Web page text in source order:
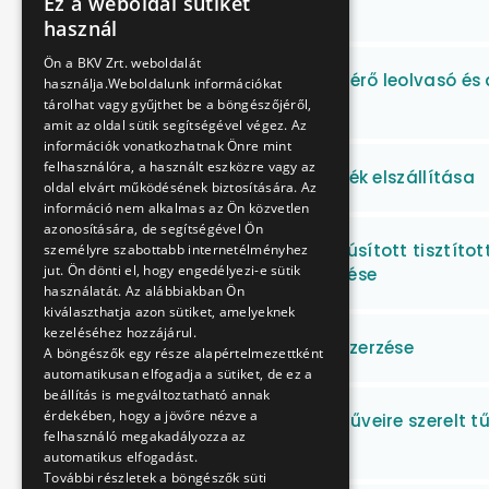
Ipari gázok beszerzése
Villamos fogyasztásmérő leolvasó és
beszerzése
Építési, bontási törmelék elszállítása
Ásványi anyagokkal dúsított
automaták üzemeltetése
Kerékpártengelyek beszerzése
É-D-i metróvonal járműveire szerelt
elemeinek javítása
használ
Ön a BKV Zrt. weboldalát
használja.Weboldalunk információkat
tárolhat vagy gyűjthet be a böngészőjéről,
amit az oldal sütik segítségével végez. Az
információk vonatkozhatnak Önre mint
felhasználóra, a használt eszközre vagy az
oldal elvárt működésének biztosítására. Az
információ nem alkalmas az Ön közvetlen
azonosítására, de segítségével Ön
személyre szabottabb internetélményhez
jut. Ön dönti el, hogy engedélyezi-e sütik
használatát. Az alábbiakban Ön
kiválaszthatja azon sütiket, amelyeknek
kezeléséhez hozzájárul.
A böngészők egy része alapértelmezettként
automatikusan elfogadja a sütiket, de ez a
beállítás is megváltoztatható annak
érdekében, hogy a jövőre nézve a
felhasználó megakadályozza az
automatikus elfogadást.
További részletek a böngészők süti